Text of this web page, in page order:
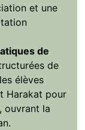
et une
de
de
élèves
Harakat pour
ouvrant la